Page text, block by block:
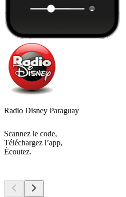
Radio Disney Paraguay
Scannez le code,
Téléchargez l’app,
Écoutez.